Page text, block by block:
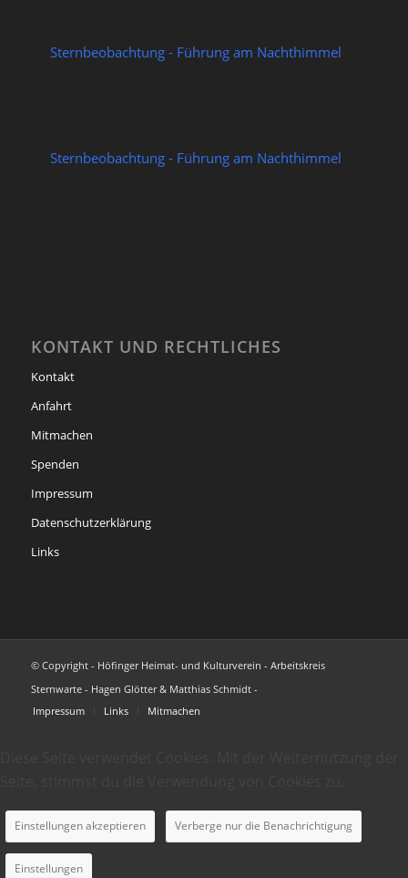
Sternbeobachtung - Führung am Nachthimmel
Sternbeobachtung - Führung am Nachthimmel
KONTAKT UND RECHTLICHES
Kontakt
Anfahrt
Mitmachen
Spenden
Impressum
Datenschutzerklärung
Links
© Copyright - Höfinger Heimat- und Kulturverein - Arbeitskreis
Sternwarte - Hagen Glötter & Matthias Schmidt -
Impressum
Links Mitmachen
Einstellungen akzeptieren Verberge nur die Benachrichtigung
Einstellungen